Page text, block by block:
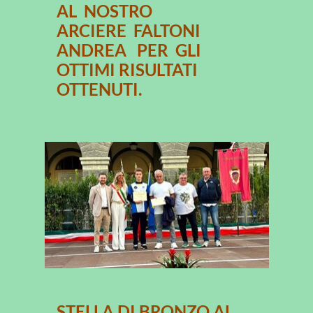
AL NOSTRO
ARCIERE FALTONI
ANDREA PER GLI
OTTIMI RISULTATI
OTTENUTI.